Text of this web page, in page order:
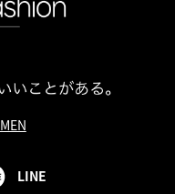
MEN
LINE